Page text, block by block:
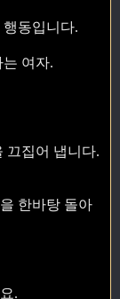
동입니다.
여자.
끄집어 냅니다.
한바탕 돌아
.